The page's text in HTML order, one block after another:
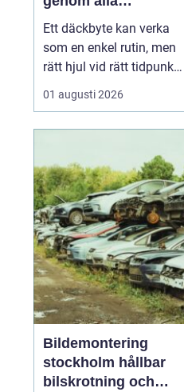
säsonger
Ett däckbyte kan verka
som en enkel rutin, men
rätt hjul vid rätt tidpunkt
är avgörande för både
säkerhet, komfort och
snabbt och somrarna
bjuda på både regn och
hetta, behöver bilägare
ha koll på lagar, vä...
01 augusti 2026
Bildemontering
stockholm hållbar
bilskrotning och